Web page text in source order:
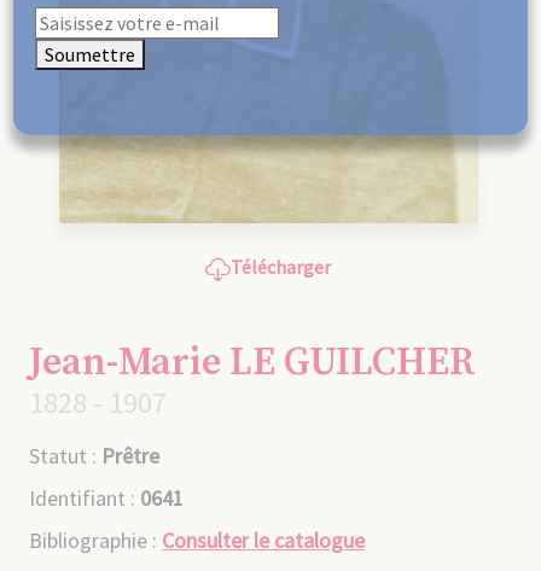
Télécharger
Jean-Marie LE GUILCHER
1828 - 1907
Statut : Prêtre
Identifiant : 0641
Bibliographie : Consulter le catalogue
Soumettre